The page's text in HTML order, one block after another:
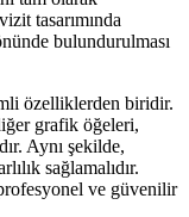
tasarımında
bulundurulması
özelliklerden biridir.
grafik öğeleri,
Aynı şekilde,
sağlamalıdır.
ve güvenilir